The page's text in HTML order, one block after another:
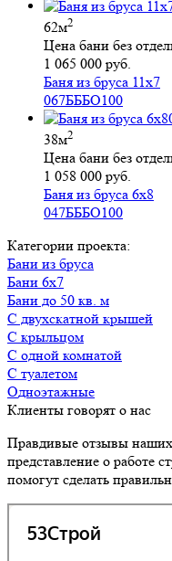
62м2
Цена бани без
1 065 000 руб.
Баня из бруса 11х7
067БББО100
38м2
Цена бани без
1 058 000 руб.
Баня из бруса 6х8
047БББО100
Категории проекта:
Бани из бруса
Бани 6х7
Бани до 50 кв. м
с двухскатной крышей
с крыльцом
с одной комнатой
с туалетом
Одноэтажные
Клиенты говорят о нас
Правдивые отзывы наших
представление о работе
помогут сделать